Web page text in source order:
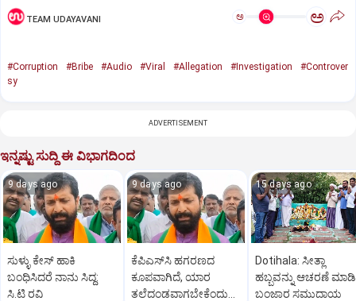
TEAM UDAYAVANI ಅ ಅ
#Corruption #Bribe #Audio #Viral #Allegation #Investigation
#Controver
sy
ADVERTISEMENT
ಇನ್ನಷ್ಟು ಸುದ್ದಿ ಈ ವಿಭಾಗದಿಂದ
9 days ago
ಸುಳ್ಳು ಕೇಸ್ ಹಾಕಿ
ಬಂಧಿಸಿದರೆ ನಾನು ಸಿದ್ದ:
ಸಿ.ಟಿ ರವಿ
9 days ago
ಕೆಪಿಎಸ್‌ಸಿ ಹಗರಣದ
ಕೂಪವಾಗಿದೆ, ಯಾರ
ತಲೆದಂಡವಾಗಬೇಕೆಂದು
15 days ago
Dotihala: ಸೀತ್ಲಾ
ಹಬ್ಬವನ್ನು ಆಚರಣೆ
ಬಂಜಾರ ಸಮುದಾಯ